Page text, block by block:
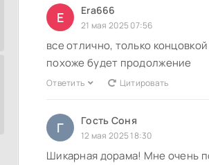
E Era666
21 мая 2025 07:56
все отлично, только
похоже будет продолжение
Ответить Цитировать
Г Гость Соня
12 мая 2025 18:30
Шикарная дорама! Мне очень